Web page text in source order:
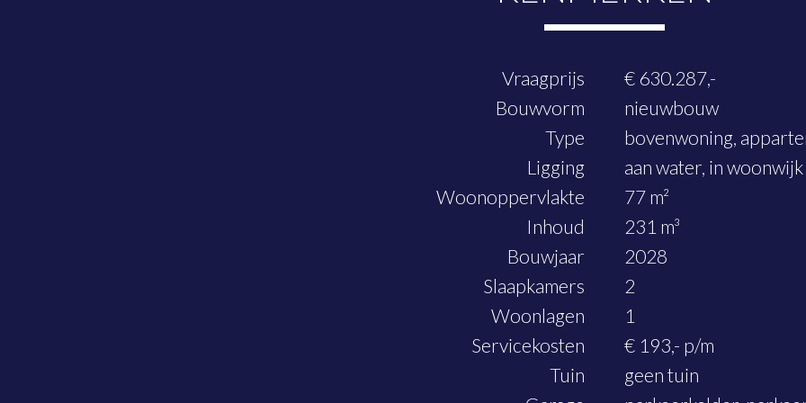
Vraagprijs
€ 630.287,-
Bouwvorm
nieuwbouw
Type
bovenwoning,
Ligging
aan water, in woonwijk
Woonoppervlakte
77 m²
Inhoud
231 m³
Bouwjaar
2028
Slaapkamers
2
Woonlagen
1
Servicekosten
€ 193,- p/m
Tuin
geen tuin